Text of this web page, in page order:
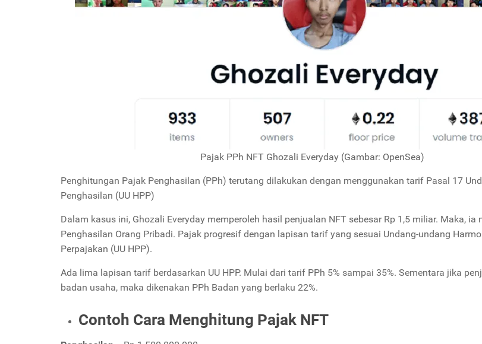
Pajak PPh NFT Ghozali Everyday (Gambar: OpenSea)
Penghitungan Pajak Penghasilan (PPh) terutang dilakukan dengan menggunakan tarif Pasal 17
Penghasilan (UU HPP)
Dalam kasus ini, Ghozali Everyday memperoleh hasil penjualan NFT sebesar Rp 1,5 miliar. Maka, ia
Penghasilan Orang Pribadi. Pajak progresif dengan lapisan tarif yang sesuai Undang-undang
Perpajakan (UU HPP).
Ada lima lapisan tarif berdasarkan UU HPP. Mulai dari tarif PPh 5% sampai 35%. Sementara jika
badan usaha, maka dikenakan PPh Badan yang berlaku 22%.
Contoh Cara Menghitung Pajak NFT